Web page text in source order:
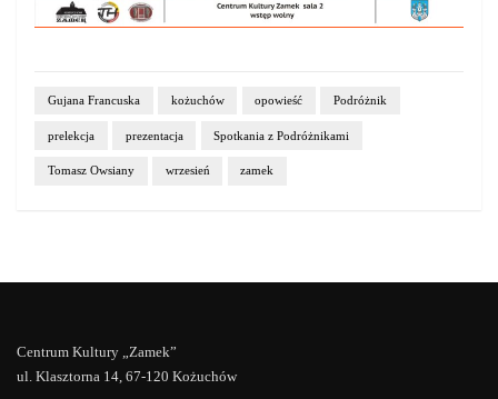
Gujana Francuska kożuchów opowieść Podróżnik
prelekcja prezentacja Spotkania z Podróżnikami
Tomasz Owsiany wrzesień zamek
Centrum Kultury „Zamek”
ul. Klasztorna 14, 67-120 Kożuchów